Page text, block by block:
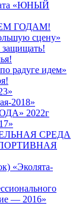
«ЮНЫЙ
ГОДАМ!
сцену»
защищать!
радуге идем»
2018»
2022г
СРЕДА
«Эколята-
— 2016»